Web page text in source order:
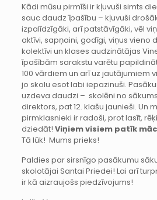
Kādi mūsu pirmīši ir kļuvuši simts
sauc daudz īpašību – kļuvuši
izpalīdzīgāki, arī patstāvīgāki, vēl
aktīvi, sapņaini, godīgi, viņus vieno
kolektīvi un klases audzinātājas
īpašībām sarakstu varētu
100 vārdiem un arī uz jautājumiem
jo skolu esot labi iepazinuši.
uzdeva daudzi – skolēni no
direktors, pat 12. klašu jaunieši. Un
pirmklasnieki ir radoši, prot lasīt,
dziedāt! Viņiem visiem patīk
Tā lūk! Mums prieks!
Paldies par sirsnīgo pasākumu
skolotājai Santai Priedei! Lai arī
ir kā aizraujošs piedzīvojums!